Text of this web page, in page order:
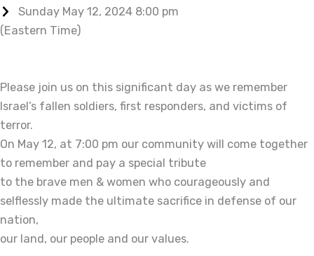
Sunday May 12, 2024 8:00 pm
(Eastern Time)
Please join us on this significant day as we remember
Israel’s fallen soldiers, first responders, and victims of
terror.
On May 12, at 7:00 pm our community will come together
to remember and pay a special tribute
to the brave men & women who courageously and
selflessly made the ultimate sacrifice in defense of our
nation,
our land, our people and our values.